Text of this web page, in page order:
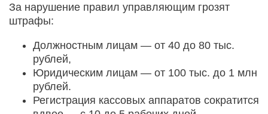
За нарушение правил управляющим грозят
штрафы:
Должностным лицам — от 40 до 80 тыс.
рублей,
Юридическим лицам — от 100 тыс. до 1 млн
рублей.
Регистрация кассовых аппаратов сократится